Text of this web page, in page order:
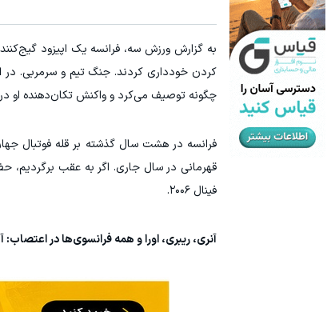
به گزارش ورزش سه، فرانسه یک اپیزود
کردن خودداری کردند. جنگ تیم و سرمربی. در
چگونه توصیف می‌کرد و واکنش تکان‌دهنده او
فینال ۲۰۰۶.
آنری، ریبری، اورا و همه فرانسوی‌ها در
۳ دلار پاداش در هر لات معاملاتی در بروکر اینوسلو
ثبت نام کنید